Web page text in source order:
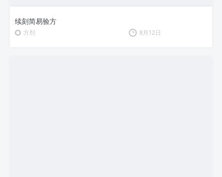
续刻简易验方
方剂 8月12日